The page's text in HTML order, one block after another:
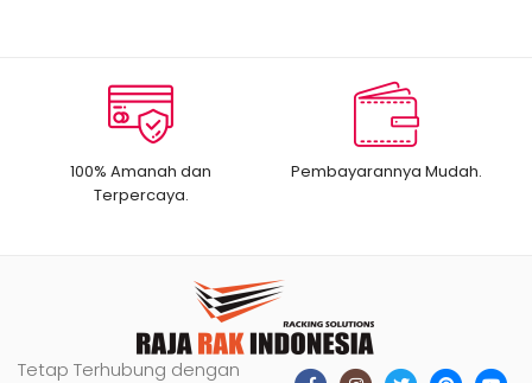
100% Amanah dan
Terpercaya.
Pembayarannya Mudah.
Tetap Terhubung dengan